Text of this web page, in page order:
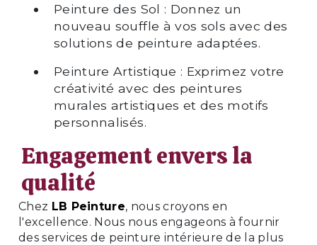
Peinture des Sol : Donnez un
nouveau souffle à vos sols avec des
solutions de peinture adaptées.
Peinture Artistique : Exprimez votre
créativité avec des peintures
murales artistiques et des motifs
personnalisés.
Engagement envers la
qualité
Chez LB Peinture, nous croyons en
l'excellence. Nous nous engageons à fournir
des services de peinture intérieure de la plus